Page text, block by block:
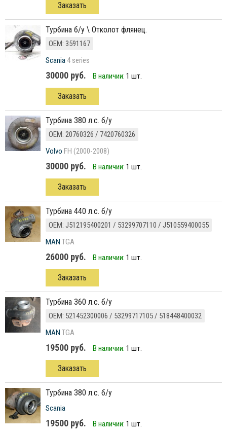
Заказать
Турбина б/у \ Отколот флянец.
ОЕМ: 3591167
Scania 4 series
30000 руб. В наличии: 1 шт.
Заказать
турбина 380 л.с. б/у
ОЕМ: 20760326 / 7420760326
Volvo FH (2000-2008)
30000 руб. В наличии: 1 шт.
Заказать
турбина 440 л.с. б/у
ОЕМ: J512195400201 / 53299707110 / J510559400055
MAN TGA
26000 руб. В наличии: 1 шт.
Заказать
турбина 360 л.с. б/у
ОЕМ: 521452300006 / 53299717105 / 518448400032
MAN TGA
19500 руб. В наличии: 1 шт.
Заказать
турбина 380 л.с. б/у
Scania
19500 руб. В наличии: 1 шт.